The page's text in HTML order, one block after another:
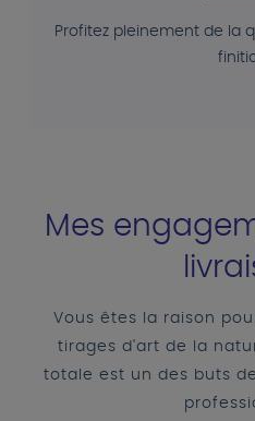
Profitez pleinement de la
Mes
Vous êtes la raison
tirages d'art de la
totale est un des buts